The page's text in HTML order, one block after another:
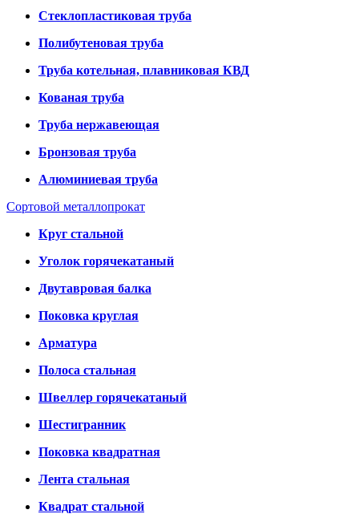
Стеклопластиковая труба
Полибутеновая труба
Труба котельная, плавниковая КВД
Кованая труба
Труба нержавеющая
Бронзовая труба
Алюминиевая труба
Сортовой металлопрокат
Круг стальной
Уголок горячекатаный
Двутавровая балка
Поковка круглая
Арматура
Полоса стальная
Швеллер горячекатаный
Шестигранник
Поковка квадратная
Лента стальная
Квадрат стальной